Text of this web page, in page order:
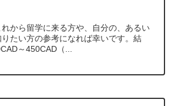
から留学に来る方や、自分の、あるい
たい方の参考になれば幸いです。結
～450CAD（...